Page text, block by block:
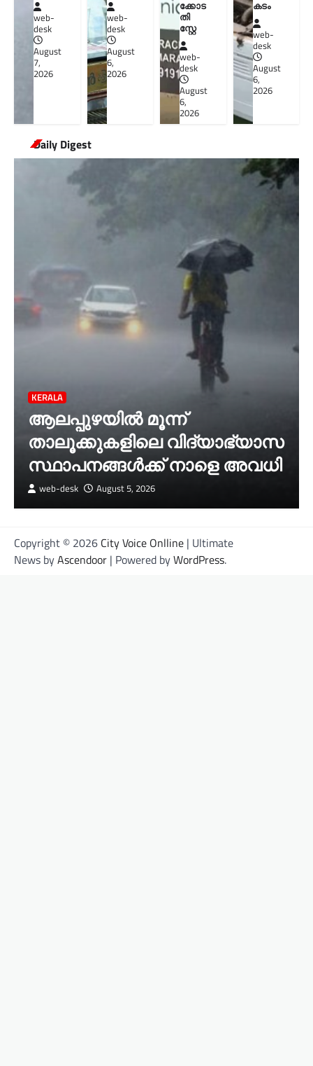
web-
desk
August
7,
2026
web-
desk
August
6,
2026
ക്കോട
തി
സ്റ്റേ
web-
desk
August
6,
2026
കടം
web-
desk
August
6,
2026
Daily Digest
KERALA
ആലപ്പുഴയിൽ മൂന്ന്
താലൂക്കുകളിലെ വിദ്യാഭ്യാസ
സ്ഥാപനങ്ങൾക്ക് നാളെ അവധി
web-desk August 5, 2026
Copyright © 2026 City Voice Onlline | Ultimate
News byAscendoor | Powered byWordPress.